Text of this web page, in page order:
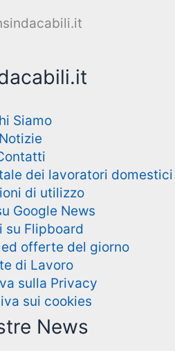
Siamo
Notizie
dei lavoratori domestici
di utilizzo
Google News
su Flipboard
offerte del giorno
di Lavoro
sulla Privacy
sui cookies
News